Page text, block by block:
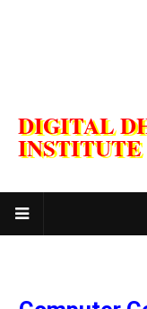
DIGITAL
INSTITUTE